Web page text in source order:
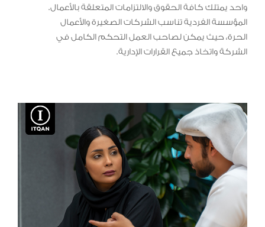
واحد يمتلك كافة الحقوق والالتزامات المتعلقة بالأعمال.
المؤسسة الفردية تناسب الشركات الصغيرة والأعمال
الحرة، حيث يمكن لصاحب العمل التحكم الكامل في
الشركة واتخاذ جميع القرارات الإدارية.